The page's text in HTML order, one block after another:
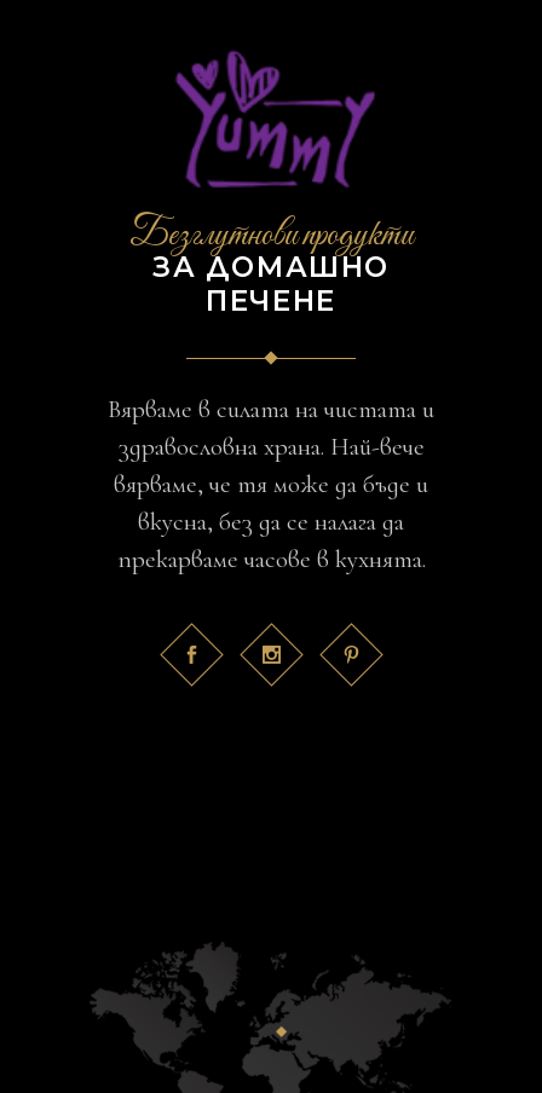
Безглутнови продукти
ЗА ДОМАШНО
ПЕЧЕНЕ
Вярваме в силата на чистата и
здравословна храна. Най-вече
вярваме, че тя може да бъде и
вкусна, без да се налага да
прекарваме часове в кухнята.